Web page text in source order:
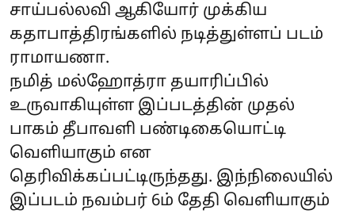
சாய்பல்லவி ஆகியோர் முக்கிய
கதாபாத்திரங்களில் நடித்துள்ளப் படம்
ராமாயணா.
நமித் மல்ஹோத்ரா தயாரிப்பில்
உருவாகியுள்ள இப்படத்தின் முதல்
பாகம் தீபாவளி பண்டிகையொட்டி
வெளியாகும் என
தெரிவிக்கப்பட்டிருந்தது. இந்நிலையில்
இப்படம் நவம்பர் 6ம் தேதி வெளியாகும்